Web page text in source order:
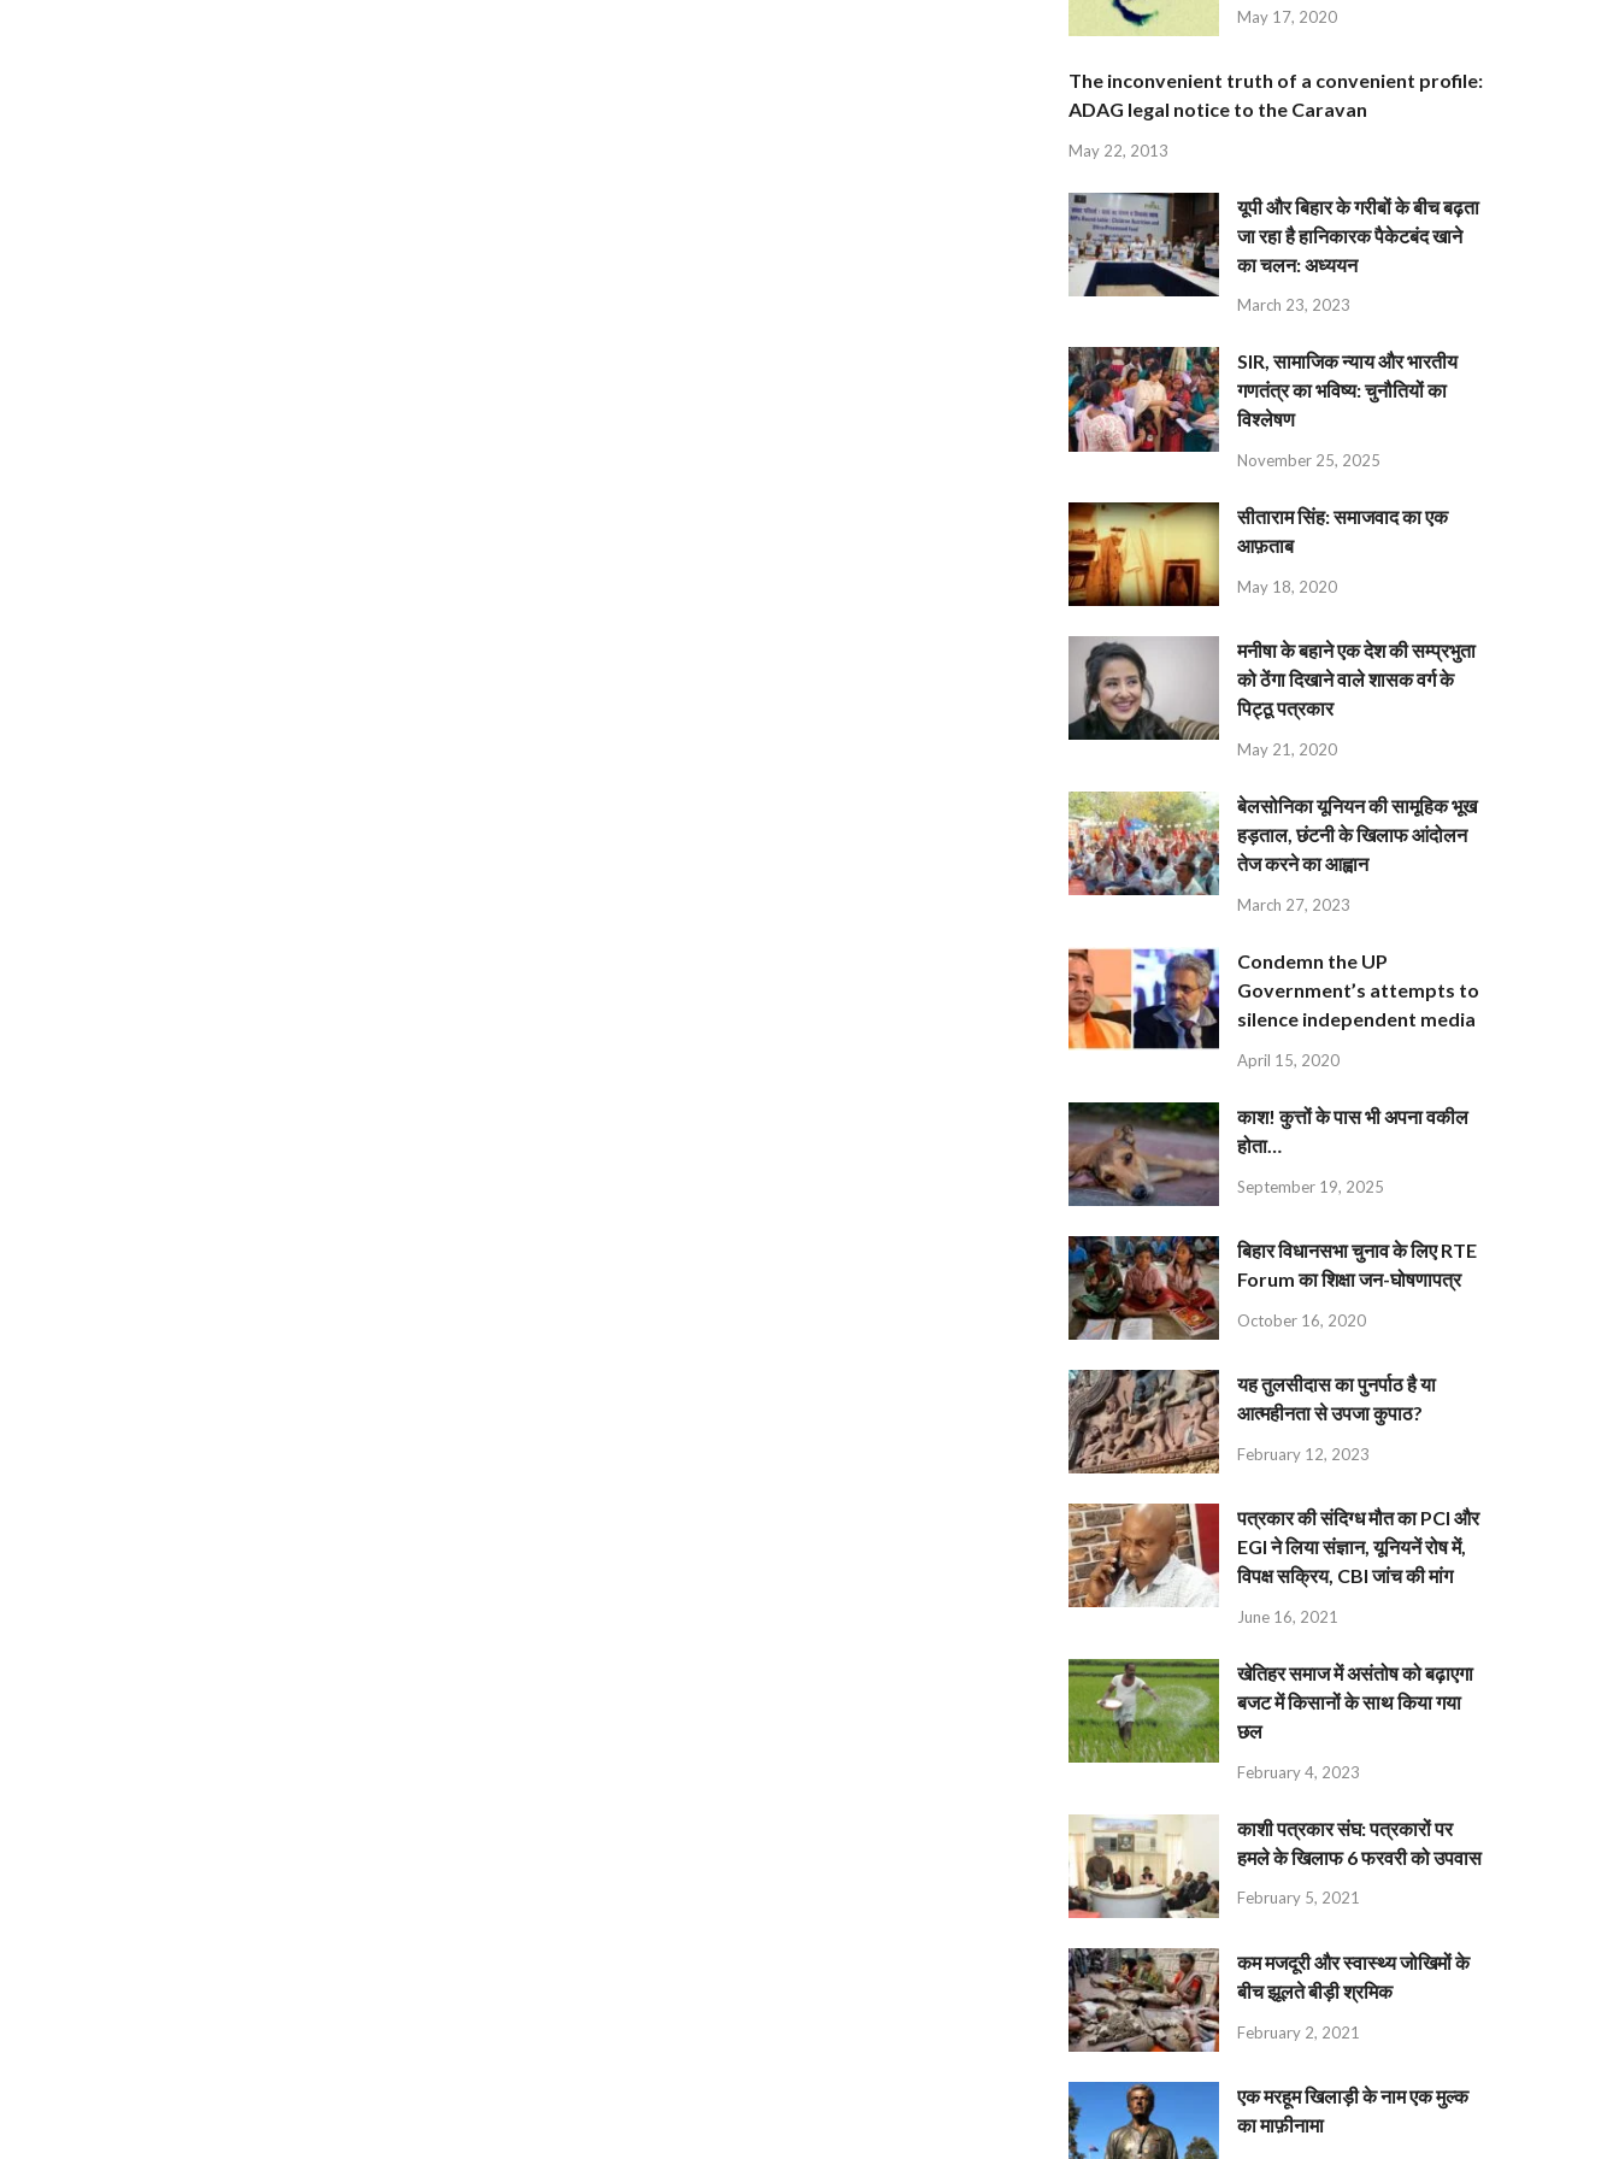
May 17, 2020
The inconvenient truth of a convenient profile:
ADAG legal notice to the Caravan
May 22, 2013
यूपी और बिहार के गरीबों के बीच बढ़ता
जा रहा है हानिकारक पैकेटबंद खाने
का चलन: अध्ययन
March 23, 2023
SIR, सामाजिक न्याय और भारतीय
गणतंत्र का भविष्य: चुनौतियों का
विश्लेषण
November 25, 2025
सीताराम सिंह: समाजवाद का एक
आफ़ताब
May 18, 2020
मनीषा के बहाने एक देश की सम्प्रभुता
को ठेंगा दिखाने वाले शासक वर्ग के
पिट्ठू पत्रकार
May 21, 2020
बेलसोनिका यूनियन की सामूहिक भूख
हड़ताल, छंटनी के खिलाफ आंदोलन
तेज करने का आह्वान
March 27, 2023
Condemn the UP
Government’s attempts to
silence independent media
April 15, 2020
काश! कुत्तों के पास भी अपना वकील
होता…
September 19, 2025
बिहार विधानसभा चुनाव के लिए RTE
Forum का शिक्षा जन-घोषणापत्र
October 16, 2020
यह तुलसीदास का पुनर्पाठ है या
आत्महीनता से उपजा कुपाठ?
February 12, 2023
पत्रकार की संदिग्ध मौत का PCI और
EGI ने लिया संज्ञान, यूनियनें रोष में,
विपक्ष सक्रिय, CBI जांच की मांग
June 16, 2021
खेतिहर समाज में असंतोष को बढ़ाएगा
बजट में किसानों के साथ किया गया
छल
February 4, 2023
काशी पत्रकार संघ: पत्रकारों पर
हमले के खिलाफ 6 फरवरी को उपवास
February 5, 2021
कम मजदूरी और स्वास्थ्य जोखिमों के
बीच झूलते बीड़ी श्रमिक
February 2, 2021
एक मरहूम खिलाड़ी के नाम एक मुल्क
का माफ़ीनामा